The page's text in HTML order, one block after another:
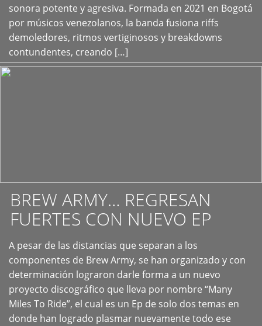
sonora potente y agresiva. Formada en 2021 en Bogotá
por músicos venezolanos, la banda fusiona riffs
demoledores, ritmos vertiginosos y breakdowns
contundentes, creando […]
BREW ARMY… REGRESAN
FUERTES CON NUEVO EP
A pesar de las distancias que separan a los
componentes de Brew Army, se han organizado y con
determinación lograron darle forma a un nuevo
proyecto discográfico que lleva por nombre “Many
Miles To Ride”, el cual es un Ep de solo dos temas en
donde han logrado plasmar nuevamente todo ese
+